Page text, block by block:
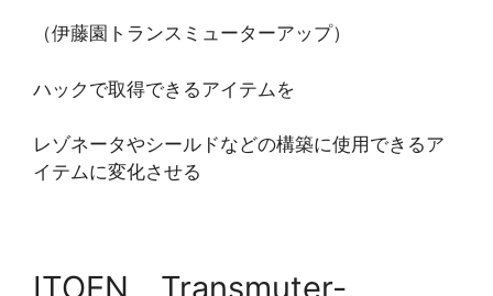
（伊藤園トランスミューターアップ）
ハックで取得できるアイテムを
レゾネータやシールドなどの構築に使用できるア
イテムに変化させる
ITOEN Transmuter-